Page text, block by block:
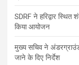
SDRF ने हरिद्वार स्थित
किया आयोजन
मुख्य सचिव ने अंडरग्राउंड
जाने के दिए निर्देश